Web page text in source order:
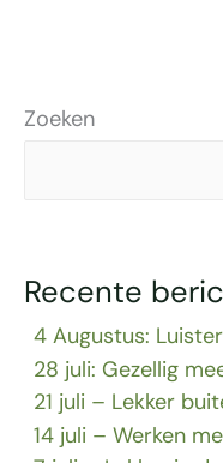
Zoeken
Recente
4 Augustus:
28 juli: Gezellig
21 juli – Lekker
14 juli – Werken